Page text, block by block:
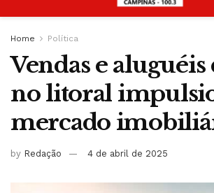
Home Política
Vendas e aluguéis
no litoral
mercado
by Redação 4 de abril de 2025